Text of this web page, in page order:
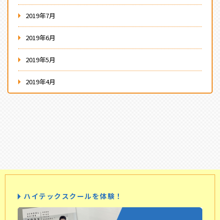
2019年7月
2019年6月
2019年5月
2019年4月
ハイテックスクールを体験！